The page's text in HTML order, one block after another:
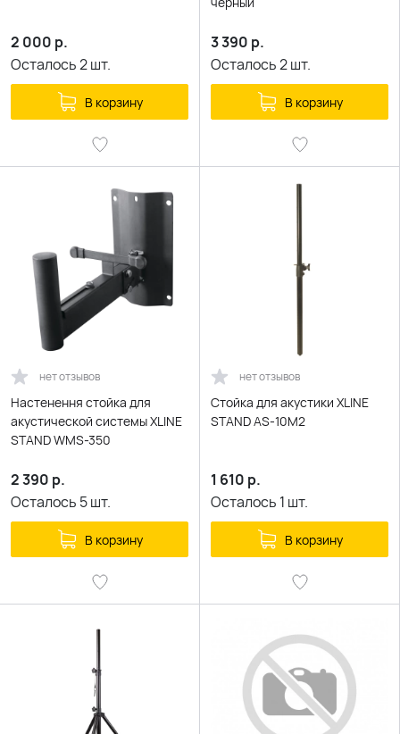
2 000 р.
Осталось2шт.
В корзину
3 390 р.
Осталось2шт.
В корзину
нет отзывов
Настенення стойка для
акустической системы XLINE
STAND WMS-350
2 390 р.
Осталось 5шт.
В корзину
нет отзывов
Стойка для акустики XLINE
STAND AS-10M2
1 610 р.
Осталось 1 шт.
В корзину